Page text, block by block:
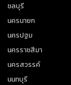
ชลบุรี
นครนายก
นครปฐม
นครราชสีมา
นครสวรรค์
นนทบุรี